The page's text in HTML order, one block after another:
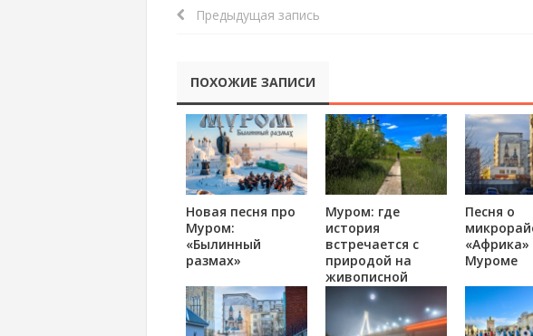
Предыдущая запись
ПОХОЖИЕ ЗАПИСИ
Новая песня про
Муром:
«Былинный
размах»
Муром: где
история
встречается с
природой на
живописной
тропе
Песня о
«Африка»
Муроме